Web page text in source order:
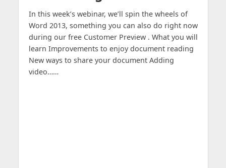
In this week’s webinar, we’ll spin the wheels of
Word 2013, something you can also do right now
during our free Customer Preview . What you will
learn Improvements to enjoy document reading
New ways to share your document Adding
video……